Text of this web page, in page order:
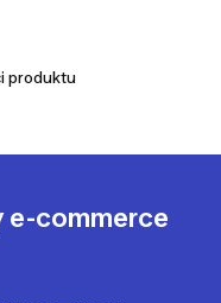
produktu
e-commerce